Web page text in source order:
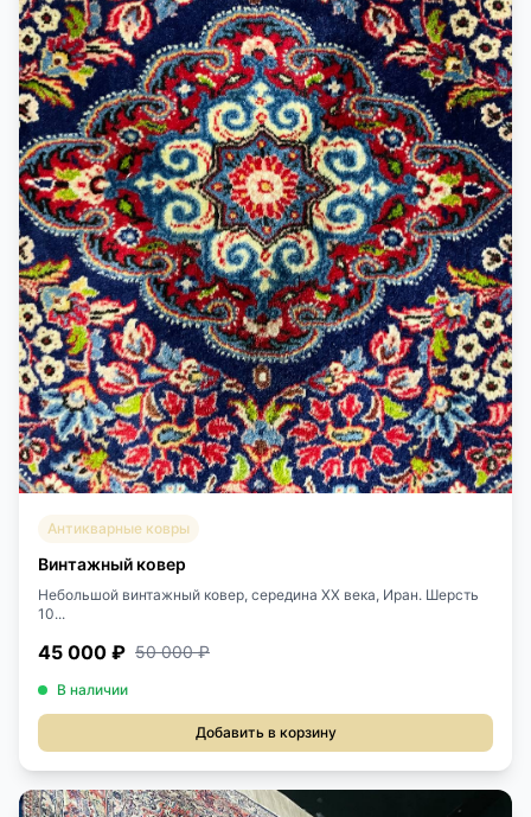
Антикварные ковры
Винтажный ковер
Небольшой винтажный ковер, середина ХХ века, Иран. Шерсть
10...
45 000 ₽ 50 000 ₽
В наличии
Добавить в корзину